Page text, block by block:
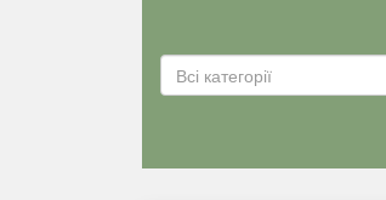
Всі категорії